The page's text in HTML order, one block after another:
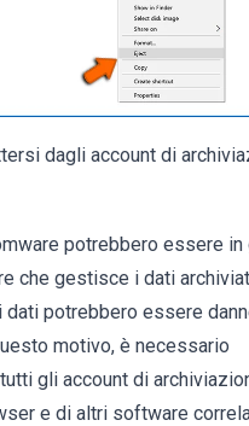
dagli account di
potrebbero essere in
che gestisce i dati
dati potrebbero essere
motivo, è necessario
gli account di
e di altri software